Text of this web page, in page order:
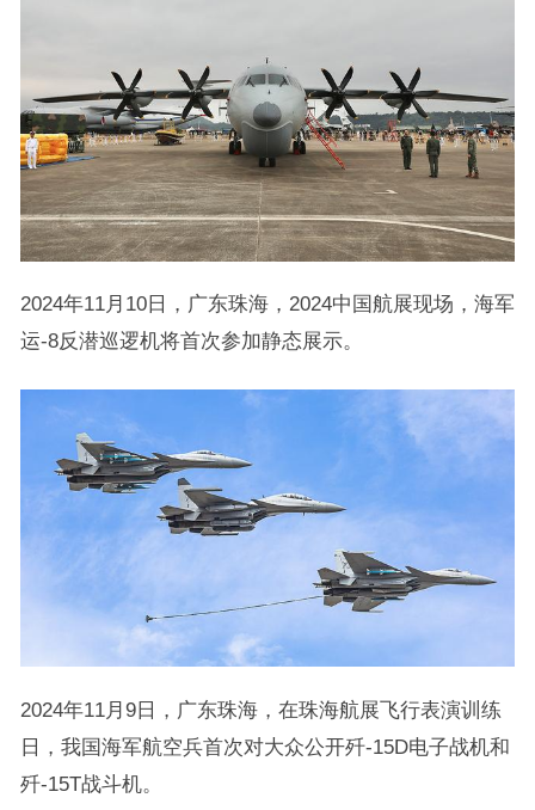
2024年11月10日，广东珠海，2024中国航展现场，海军
运-8反潜巡逻机将首次参加静态展示。
2024年11月9日，广东珠海，在珠海航展飞行表演训练
日，我国海军航空兵首次对大众公开歼-15D电子战机和
歼-15T战斗机。